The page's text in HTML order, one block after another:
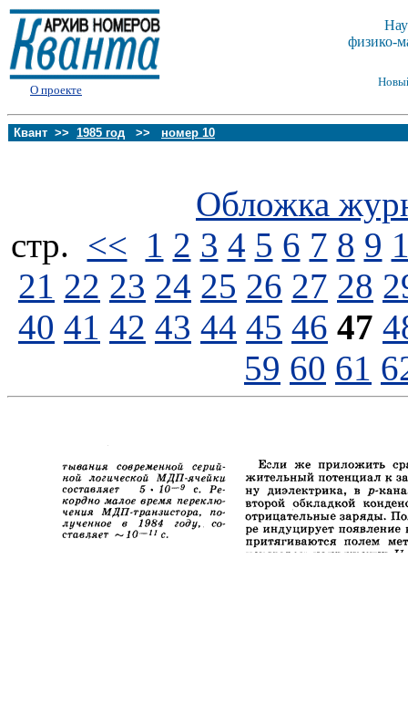
О проекте
физико-
Квант >> 1985 год >> номер 10
Обложка
стp. << 1 2 3 4 5 6 7 8 9
21 22 23 24 25 26 27 28
40 41 42 43 44 45 46 47
59 60 61